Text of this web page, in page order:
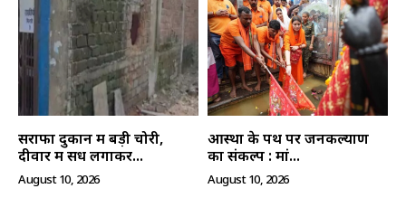
मुख्य पेज
हमारे बारे में
संपर्क करें
सराफा दुकान में बड़ी चोरी,
दीवार में सेंध लगाकर...
August 10, 2026
आस्था के पथ पर जनकल्याण
का संकल्प : मां...
August 10, 2026